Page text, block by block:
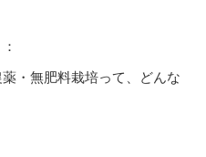
・無肥料栽培って、どんな